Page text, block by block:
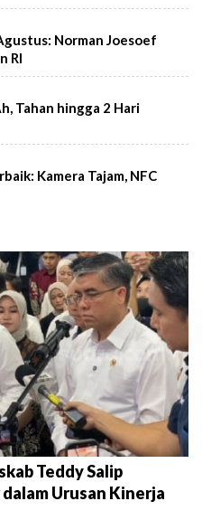
Norman Joesoef
RI
Tahan hingga 2 Hari
Kamera Tajam, NFC
Teddy Salip
Urusan Kinerja